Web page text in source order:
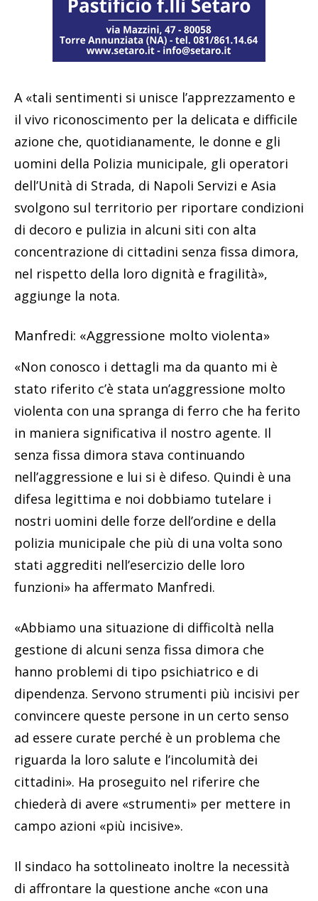
A «tali sentimenti si unisce l’apprezzamento e
il vivo riconoscimento per la delicata e difficile
azione che, quotidianamente, le donne e gli
uomini della Polizia municipale, gli operatori
dell’Unità di Strada, di Napoli Servizi e Asia
svolgono sul territorio per riportare condizioni
di decoro e pulizia in alcuni siti con alta
concentrazione di cittadini senza fissa dimora,
nel rispetto della loro dignità e fragilità»,
aggiunge la nota.
Manfredi: «Aggressione molto violenta»
«Non conosco i dettagli ma da quanto mi è
stato riferito c’è stata un’aggressione molto
violenta con una spranga di ferro che ha ferito
in maniera significativa il nostro agente. Il
senza fissa dimora stava continuando
nell’aggressione e lui si è difeso. Quindi è una
difesa legittima e noi dobbiamo tutelare i
nostri uomini delle forze dell’ordine e della
polizia municipale che più di una volta sono
stati aggrediti nell’esercizio delle loro
funzioni» ha affermato Manfredi.
«Abbiamo una situazione di difficoltà nella
gestione di alcuni senza fissa dimora che
hanno problemi di tipo psichiatrico e di
dipendenza. Servono strumenti più incisivi per
convincere queste persone in un certo senso
ad essere curate perché è un problema che
riguarda la loro salute e l’incolumità dei
cittadini». Ha proseguito nel riferire che
chiederà di avere «strumenti» per mettere in
campo azioni «più incisive».
Il sindaco ha sottolineato inoltre la necessità
di affrontare la questione anche «con una